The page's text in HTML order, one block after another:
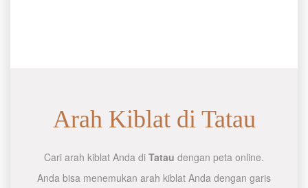
Arah Kiblat di Tatau
Cari arah kiblat Anda di Tatau dengan peta online.
Anda bisa menemukan arah kiblat Anda dengan garis